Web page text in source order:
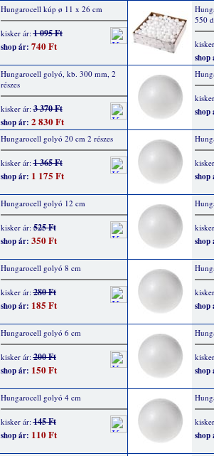
Hungarocell kúp ø 11 x 26 cm
kisker ár:1 095 Ft
shop ár: 740 Ft
550
shop
Hungarocell golyó, kb. 300 mm, 2
részes
kisker ár:3 370 Ft
shop ár: 2 830 Ft
shop
Hungarocell golyó 20 cm 2 részes
kisker ár:1 365 Ft
shop ár: 1 175 Ft shop
Hungarocell golyó 12 cm
kisker ár:525 Ft
shop ár: 350 Ft shop
Hungarocell golyó 8 cm
kisker ár:280 Ft
shop ár: 185 Ft shop
Hungarocell golyó 6 cm
kisker ár:200 Ft
shop ár: 150 Ft shop
Hungarocell golyó 4 cm
kisker ár:145 Ft
shop ár: 110 Ft shop